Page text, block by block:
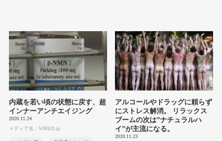
内蔵を若い頃の状態に戻す、超
インナーアンチエイジング
2020.11.24
メディア名：WIRED.jp
アルコールやドラッグに頼らず
にストレス解消。 リラックス
ブームの次は”ナチュラルハ
イ”が主流になる。
2020.11.23